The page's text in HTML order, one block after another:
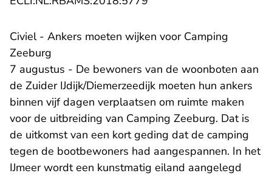
Civiel - Ankers moeten wijken voor Camping
Zeeburg
7 augustus - De bewoners van de woonboten aan
de Zuider IJdijk/Diemerzeedijk moeten hun ankers
binnen vijf dagen verplaatsen om ruimte maken
voor de uitbreiding van Camping Zeeburg. Dat is
de uitkomst van een kort geding dat de camping
tegen de bootbewoners had aangespannen. In het
IJmeer wordt een kunstmatig eiland aangelegd